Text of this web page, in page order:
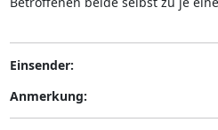
Einsender:
Anmerkung: